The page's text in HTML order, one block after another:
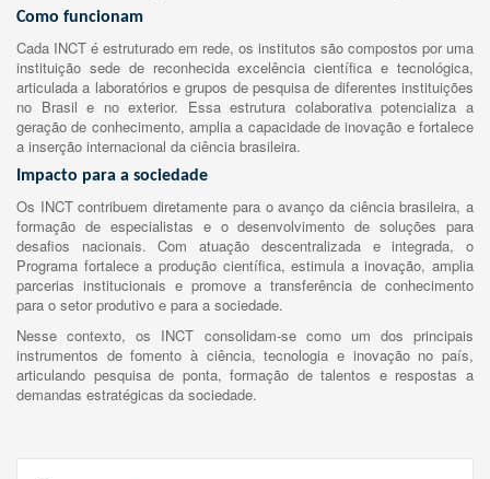
Como funcionam
Cada INCT é estruturado em rede, os institutos são compostos por uma
instituição sede de reconhecida excelência científica e tecnológica,
articulada a laboratórios e grupos de pesquisa de diferentes instituições
no Brasil e no exterior. Essa estrutura colaborativa potencializa a
geração de conhecimento, amplia a capacidade de inovação e fortalece
a inserção internacional da ciência brasileira.
Impacto para a sociedade
Os INCT contribuem diretamente para o avanço da ciência brasileira, a
formação de especialistas e o desenvolvimento de soluções para
desafios nacionais. Com atuação descentralizada e integrada, o
Programa fortalece a produção científica, estimula a inovação, amplia
parcerias institucionais e promove a transferência de conhecimento
para o setor produtivo e para a sociedade.
Nesse contexto, os INCT consolidam-se como um dos principais
instrumentos de fomento à ciência, tecnologia e inovação no país,
articulando pesquisa de ponta, formação de talentos e respostas a
demandas estratégicas da sociedade.